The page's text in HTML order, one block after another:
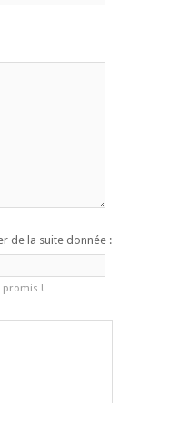
de la suite donnée :
promis !